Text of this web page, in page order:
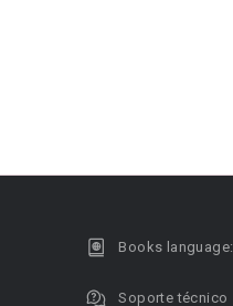
Books language:
Soporte técnico